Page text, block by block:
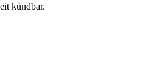
kündbar.